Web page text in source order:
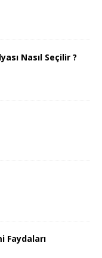
Nasıl Seçilir ?
Faydaları